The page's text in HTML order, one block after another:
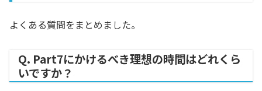
よくある質問をまとめました。
Q. Part7にかけるべき理想の時間はどれくら
いですか？